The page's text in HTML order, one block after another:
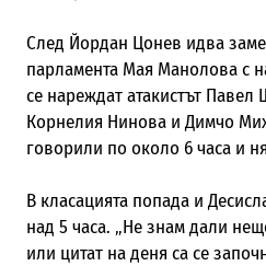
След Йордан Цонев идва
парламента Мая Манолова с
се нареждат атакистът
Корнелия Нинова и Димчо
говорили по около 6 часа и
В класацията попада и
над 5 часа. „Не знам дали
или цитат на деня са се